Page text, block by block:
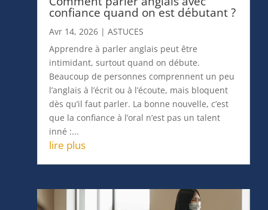
Avr 14, 2026|ASTUCES
Apprendre à parler anglais peut être
Beaucoup de personnes comprennent un peu
l’anglais à l’écrit ou à l’écoute, mais bloquent
dès qu’il faut parler. La bonne nouvelle, c’est
que la confiance à l’oral n’est pas un talent
inné :...
lire plus